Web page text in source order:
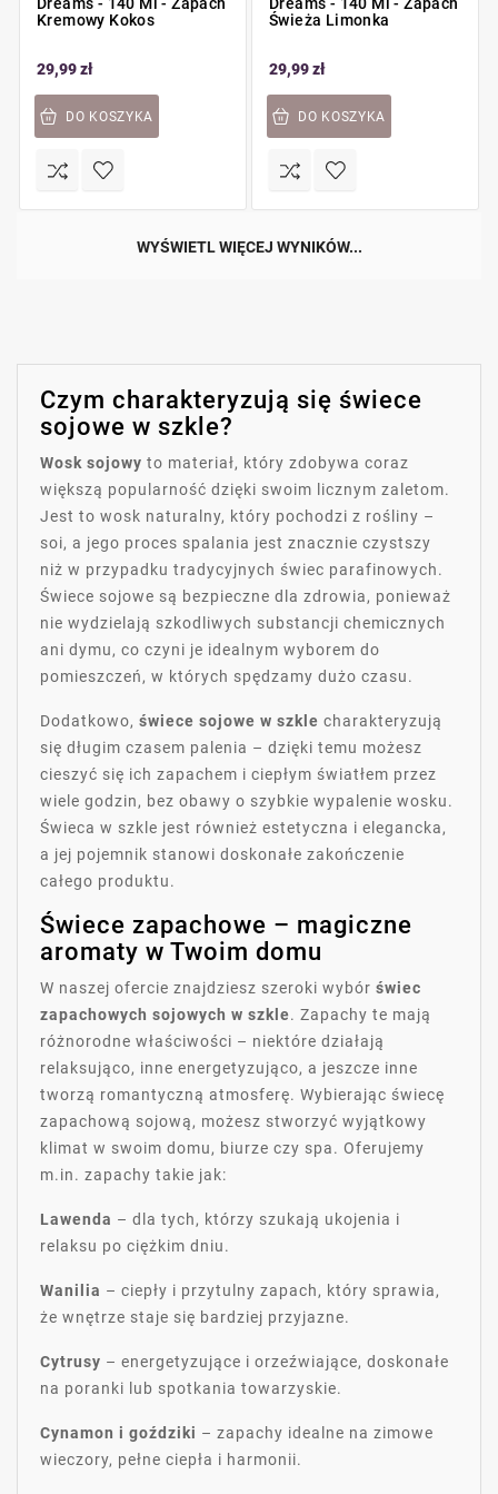
Kremowy Kokos
29,99 zł
DO KOSZYKA
Świeża Limonka
29,99 zł
DO KOSZYKA
WYŚWIETL WIĘCEJ WYNIKÓW...
Czym charakteryzują się świece
sojowe w szkle?
Wosk sojowy to materiał, który zdobywa coraz
większą popularność dzięki swoim licznym zaletom.
Jest to wosk naturalny, który pochodzi z rośliny –
soi, a jego proces spalania jest znacznie czystszy
niż w przypadku tradycyjnych świec parafinowych.
Świece sojowe są bezpieczne dla zdrowia, ponieważ
nie wydzielają szkodliwych substancji chemicznych
ani dymu, co czyni je idealnym wyborem do
pomieszczeń, w których spędzamy dużo czasu.
Dodatkowo, świece sojowe w szkle charakteryzują
się długim czasem palenia – dzięki temu możesz
cieszyć się ich zapachem i ciepłym światłem przez
wiele godzin, bez obawy o szybkie wypalenie wosku.
Świeca w szkle jest również estetyczna i elegancka,
a jej pojemnik stanowi doskonałe zakończenie
całego produktu.
Świece zapachowe – magiczne
aromaty w Twoim domu
W naszej ofercie znajdziesz szeroki wybór świec
zapachowych sojowych w szkle. Zapachy te mają
różnorodne właściwości – niektóre działają
relaksująco, inne energetyzująco, a jeszcze inne
tworzą romantyczną atmosferę. Wybierając świecę
zapachową sojową, możesz stworzyć wyjątkowy
klimat w swoim domu, biurze czy spa. Oferujemy
m.in. zapachy takie jak:
Lawenda – dla tych, którzy szukają ukojenia i
relaksu po ciężkim dniu.
Wanilia – ciepły i przytulny zapach, który sprawia,
że wnętrze staje się bardziej przyjazne.
Cytrusy – energetyzujące i orzeźwiające, doskonałe
na poranki lub spotkania towarzyskie.
Cynamon i goździki – zapachy idealne na zimowe
wieczory, pełne ciepła i harmonii.